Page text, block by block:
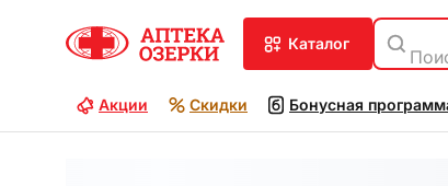
каталог
Акции Скидки Бонусная